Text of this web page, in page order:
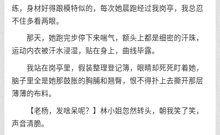
练，身材好得跟模特似的，每次她晨跑经过我岗亭，我总忍
不住多看两眼。
那天，她跑完步停下来喘气，额头上都是细密的汗珠，
运动内衣被汗水浸湿，贴在身上，曲线毕露。
我站在岗亭里，假装整理登记簿，眼睛却死死盯着她，
脑子里全是她那鼓胀的胸脯和翘臀，恨不得扑上去撕开那层
薄薄的布料。
【老杨，发啥呆呢？】林小姐忽然转头，朝我笑了笑，
声音清脆。